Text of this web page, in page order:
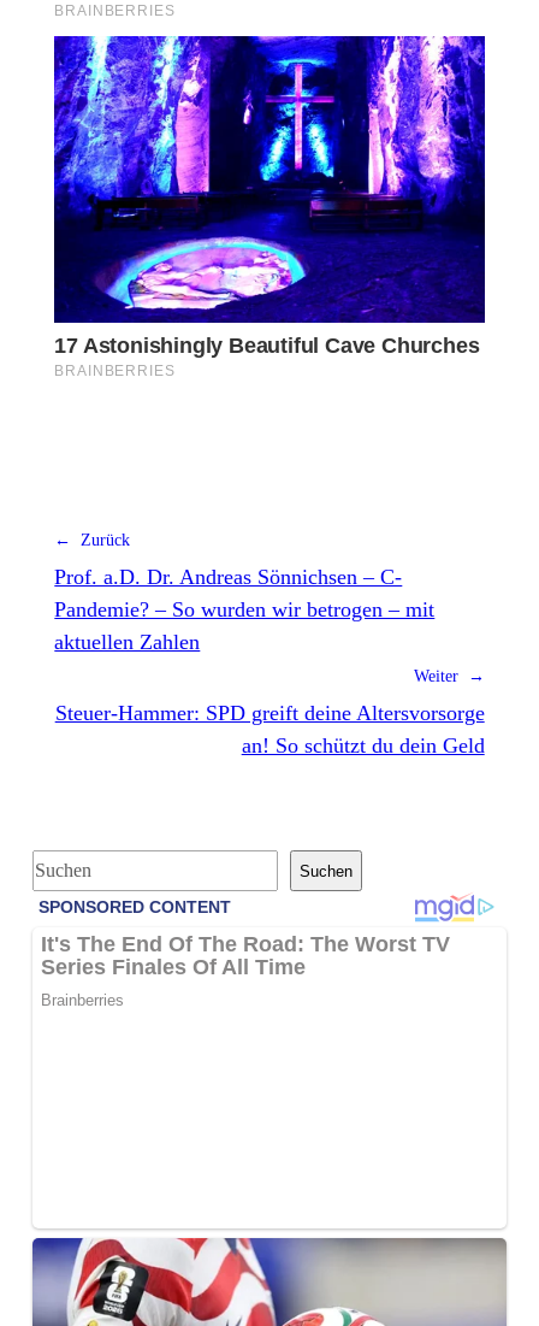
← Zurück
Prof. a.D. Dr. Andreas Sönnichsen – C-
Pandemie? – So wurden wir betrogen – mit
aktuellen Zahlen
Weiter →
Steuer-Hammer: SPD greift deine Altersvorsorge
an! So schützt du dein Geld
S
u
Suchen